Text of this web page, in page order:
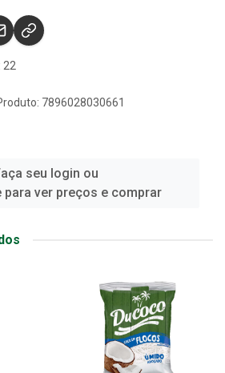
22
7896028030661
seu login ou
para ver preços e comprar